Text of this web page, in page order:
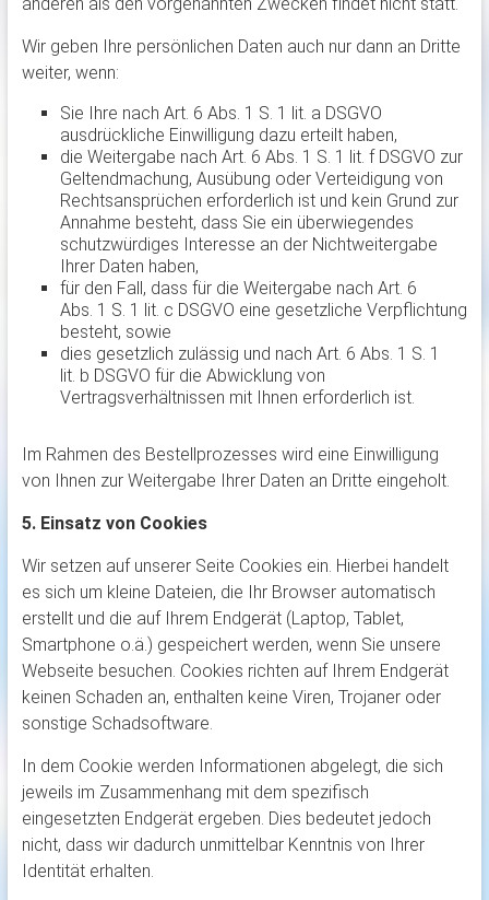
Wir geben Ihre persönlichen Daten auch nur dann an Dritte
weiter, wenn:
Sie Ihre nach Art. 6 Abs. 1 S. 1 lit. a DSGVO
ausdrückliche Einwilligung dazu erteilt haben,
die Weitergabe nach Art. 6 Abs. 1 S. 1 lit. f DSGVO zur
Geltendmachung, Ausübung oder Verteidigung von
Rechtsansprüchen erforderlich ist und kein Grund zur
Annahme besteht, dass Sie ein überwiegendes
schutzwürdiges Interesse an der Nichtweitergabe
Ihrer Daten haben,
für den Fall, dass für die Weitergabe nach Art. 6
Abs. 1 S. 1 lit. c DSGVO eine gesetzliche Verpflichtung
besteht, sowie
dies gesetzlich zulässig und nach Art. 6 Abs. 1 S. 1
lit. b DSGVO für die Abwicklung von
Vertragsverhältnissen mit Ihnen erforderlich ist.
Im Rahmen des Bestellprozesses wird eine Einwilligung
von Ihnen zur Weitergabe Ihrer Daten an Dritte eingeholt.
5. Einsatz von Cookies
Wir setzen auf unserer Seite Cookies ein. Hierbei handelt
es sich um kleine Dateien, die Ihr Browser automatisch
erstellt und die auf Ihrem Endgerät (Laptop, Tablet,
Smartphone o.ä.) gespeichert werden, wenn Sie unsere
Webseite besuchen. Cookies richten auf Ihrem Endgerät
keinen Schaden an, enthalten keine Viren, Trojaner oder
sonstige Schadsoftware.
In dem Cookie werden Informationen abgelegt, die sich
jeweils im Zusammenhang mit dem spezifisch
eingesetzten Endgerät ergeben. Dies bedeutet jedoch
nicht, dass wir dadurch unmittelbar Kenntnis von Ihrer
Identität erhalten.